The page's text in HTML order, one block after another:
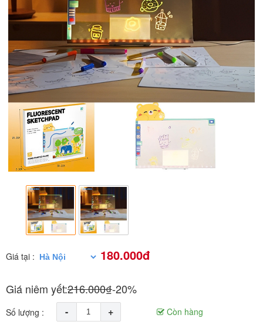
Giá tại : 180.000đ
Giá niêm yết:216.000₫-20%
Số lượng : - +
Còn hàng